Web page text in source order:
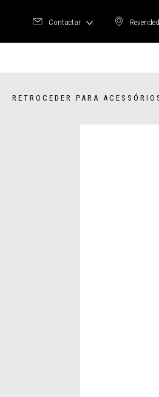
Contactar
RETROCEDER PARA